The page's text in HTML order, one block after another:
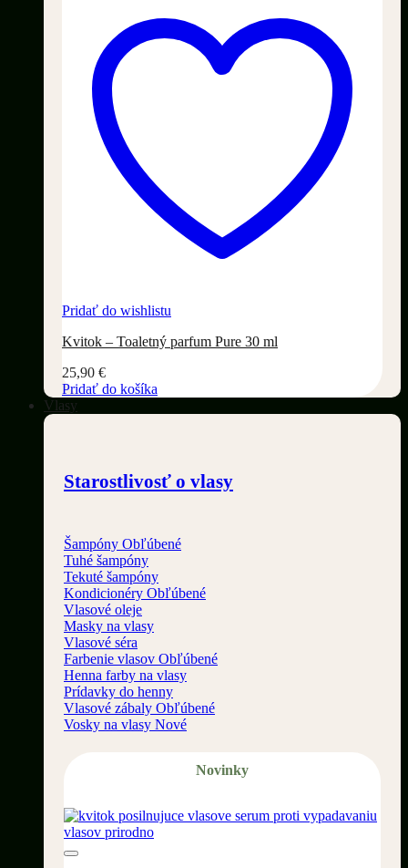
Pridať do wishlistu
Kvitok – Toaletný parfum Pure 30 ml
25,90 €
Pridať do košíka
Vlasy
Starostlivosť o vlasy
Šampóny
Tuhé šampóny
Tekuté šampóny
Kondicionéry
Vlasové oleje
Masky na vlasy
Vlasové séra
Farbenie vlasov
Henna farby na vlasy
Prídavky do henny
Vlasové zábaly
Vosky na vlasy
Novinky